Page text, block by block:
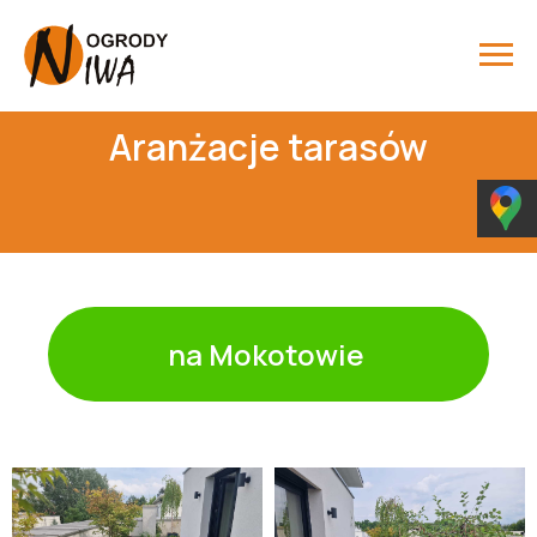
Aranżacje tarasów
na Mokotowie ㅤ